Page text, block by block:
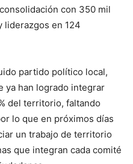
con 350 mil
liderazgos en 124
partido político local,
ya han logrado integrar
del territorio, faltando
lo que en próximos días
un trabajo de territorio
que integran cada comité